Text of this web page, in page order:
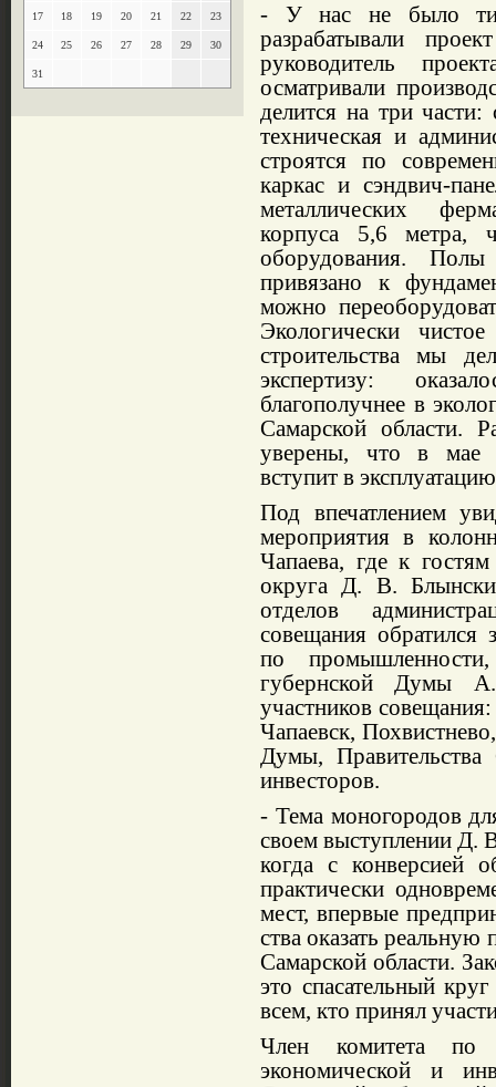
17 18 19 20 21 22 23
24 25 26 27 28 29 30
31
- У нас не было
разрабатывали
руководитель
осматривали
делится на три части:
техническая и
строятся по
каркас и сэндвич-
металлических
корпуса 5,6 метра,
оборудования.
привязано к
можно
Экологически
строительства мы
экспертизу:
благополучнее в
Самарской области.
уверены, что в мае
вступит в
Под впечатлением
мероприятия в
Чапаева, где к гостям
округа Д. В.
отделов
совещания обратился
по
губернской Думы
участников
Чапаевск,
Думы, Правительства
инвесторов.
- Тема моногородов
своем выступлении Д.
ког­да с конверсией
практически
мест, впер­вые
ства оказать реальную
Самарской области.
это спасательный
всем, кто принял
Член комитета по
экономической и